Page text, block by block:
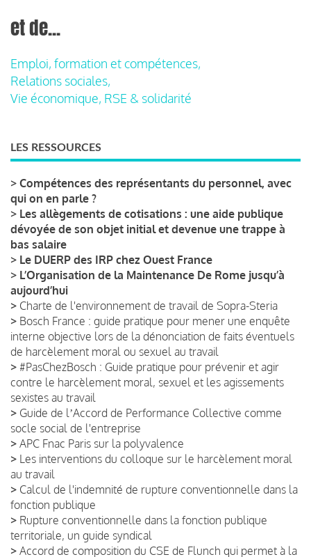
et de...
Emploi, formation et compétences,
Relations sociales,
Vie économique, RSE & solidarité
LES RESSOURCES
> Compétences des représentants du personnel, avec
qui on en parle ?
> Les allègements de cotisations : une aide publique
dévoyée de son objet initial et devenue une trappe à
bas salaire
> Le DUERP des IRP chez Ouest France
> L’Organisation de la Maintenance De Rome jusqu’à
aujourd’hui
> Charte de l'environnement de travail de Sopra-Steria
> Bosch France : guide pratique pour mener une enquête
interne objective lors de la dénonciation de faits éventuels
de harcèlement moral ou sexuel au travail
> #PasChezBosch : Guide pratique pour prévenir et agir
contre le harcèlement moral, sexuel et les agissements
sexistes au travail
> Guide de lʼAccord de Performance Collective comme
socle social de l'entreprise
> APC Fnac Paris sur la polyvalence
> Les interventions du colloque sur le harcèlement moral
au travail
> Calcul de l'indemnité de rupture conventionnelle dans la
fonction publique
> Rupture conventionnelle dans la fonction publique
territoriale, un guide syndical
> Accord de composition du CSE de Flunch qui permet à la